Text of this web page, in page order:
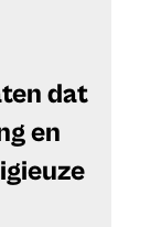
dat
en